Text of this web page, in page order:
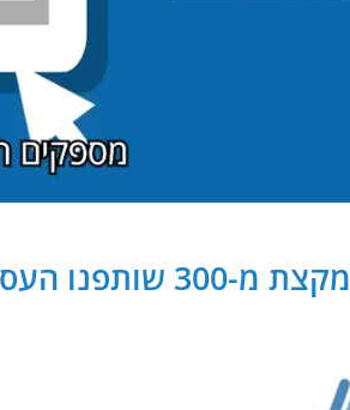
מקצת מ-300 שותפנו העסקיים של PB Digital בישראל ובעולם: